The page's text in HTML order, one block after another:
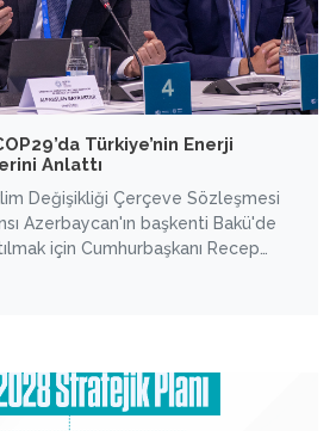
Türkiye’nin Enerji
Anlattı
Değişikliği Çerçeve Sözleşmesi
Azerbaycan'ın başkenti Bakü'de
için Cumhurbaşkanı Recep
Bayraktar Konferans